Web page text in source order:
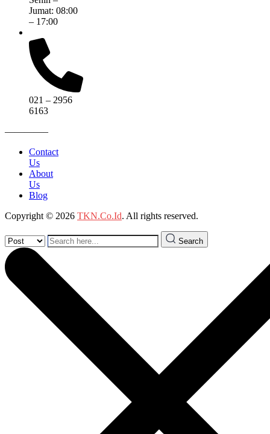
Jumat: 08:00
– 17:00
021 – 2956
6163
————–
Contact
Us
About
Us
Blog
Copyright © 2026 TKN.Co.Id. All rights reserved.
Search